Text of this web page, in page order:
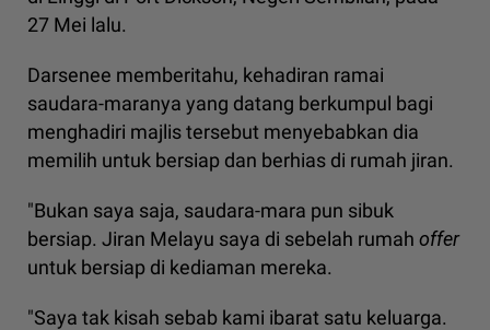
27 Mei lalu.
Darsenee memberitahu, kehadiran ramai
saudara-maranya yang datang berkumpul bagi
menghadiri majlis tersebut menyebabkan dia
memilih untuk bersiap dan berhias di rumah jiran.
"Bukan saya saja, saudara-mara pun sibuk
bersiap. Jiran Melayu saya di sebelah rumah offer
untuk bersiap di kediaman mereka.
"Saya tak kisah sebab kami ibarat satu keluarga.